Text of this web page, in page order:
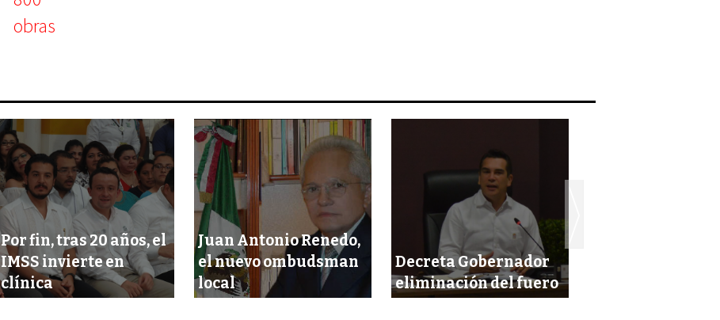
Por fin, tras 20 años, el
IMSS invierte en
clínica
Juan Antonio Renedo,
el nuevo ombudsman
local
Decreta Gobernador
eliminación del fuero